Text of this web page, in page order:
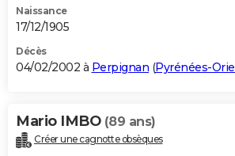
Naissance
17/12/1905
Décès
04/02/2002 à Perpignan (Pyrénées-
Mario IMBO (89 ans)
Créer une cagnotte obsèques